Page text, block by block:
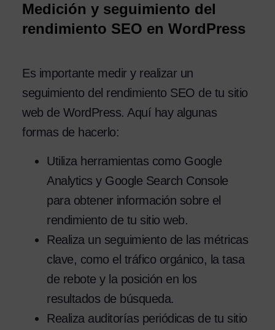
Medición y seguimiento del
rendimiento SEO en WordPress
Es importante medir y realizar un
seguimiento del rendimiento SEO de tu sitio
web de WordPress. Aquí hay algunas
formas de hacerlo:
Utiliza herramientas como Google
Analytics y Google Search Console
para obtener información sobre el
rendimiento de tu sitio web.
Realiza un seguimiento de las métricas
clave, como el tráfico orgánico, la tasa
de rebote y la posición en los
resultados de búsqueda.
Realiza auditorías periódicas de tu sitio